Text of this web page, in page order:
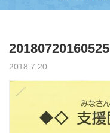
20180720160525
2018.7.20